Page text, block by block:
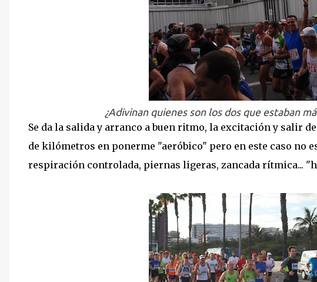
¿Adivinan quienes son los dos que estaban
Se da la salida y arranco a buen ritmo, la excitación y salir
de kilómetros en ponerme "aeróbico" pero en este caso no
respiración controlada, piernas ligeras, zancada rítmica...